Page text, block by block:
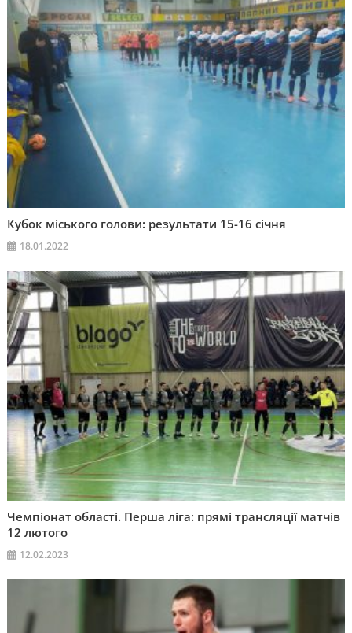
Кубок міського голови: результати 15-16 січня
18.01.2022
Чемпіонат області. Перша ліга: прямі трансляції матчів
12 лютого
12.02.2023